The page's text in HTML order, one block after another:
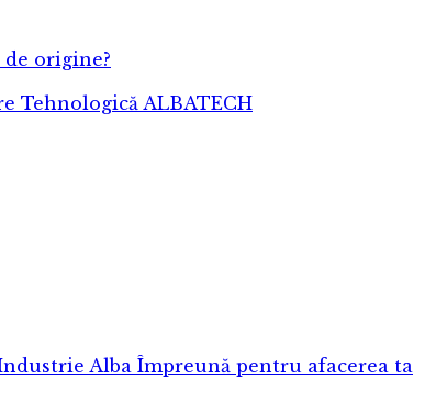
origine?
Tehnologică ALBATECH
Alba Împreună pentru afacerea ta